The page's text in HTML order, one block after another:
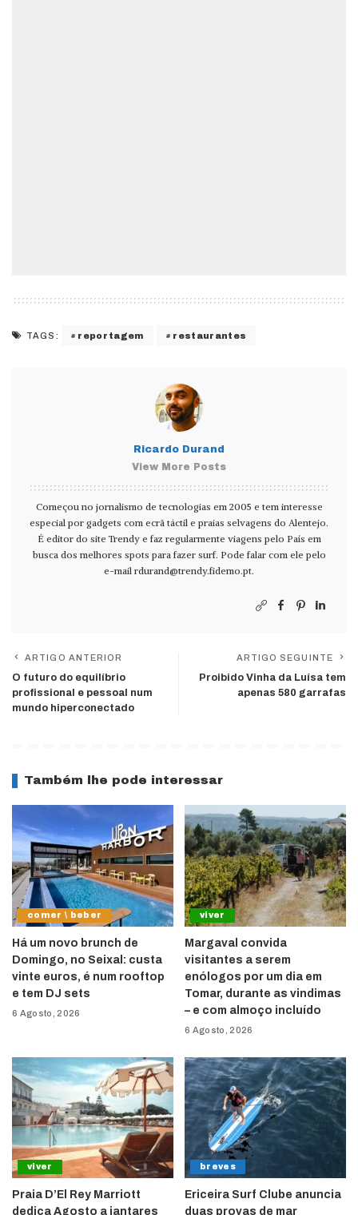
TAGS: reportagem restaurantes
Ricardo Durand
View More Posts
Começou no jornalismo de tecnologias em 2005 e tem interesse
especial por gadgets com ecrã táctil e praias selvagens do Alentejo.
É editor do site Trendy e faz regularmente viagens pelo País em
busca dos melhores spots para fazer surf. Pode falar com ele pelo
e-mail rdurand@trendy.fidemo.pt.
ARTIGO ANTERIOR
O futuro do equilíbrio
profissional e pessoal num
mundo hiperconectado
ARTIGO SEGUINTE
Proibido Vinha da Luísa tem
apenas 580 garrafas
Também lhe pode interessar
comer \ beber
Há um novo brunch de
Domingo, no Seixal: custa
vinte euros, é num rooftop
e tem DJ sets
6 Agosto, 2026
viver
Margaval convida
visitantes a serem
enólogos por um dia em
Tomar, durante as vindimas
– e com almoço incluído
6 Agosto, 2026
viver
Praia D’El Rey Marriott
dedica Agosto a jantares
breves
Ericeira Surf Clube anuncia
duas provas de mar